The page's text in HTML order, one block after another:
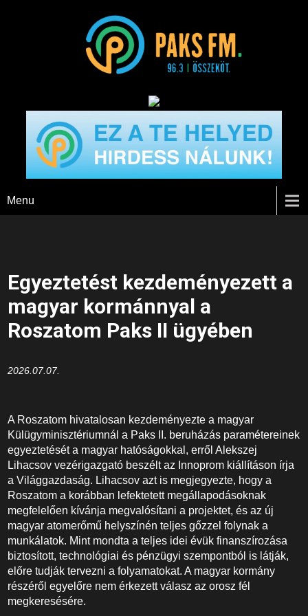
Menu
Egyeztetést kezdeményezett a
magyar kormánnyal a
Roszatom Paks II ügyében
2026.07.07.
A Roszatom hivatalosan kezdeményezte a magyar
Külügyminisztériumnál a Paks II. beruházás paramétereinek
egyeztetését a magyar hatóságokkal, erről Alekszej
Lihacsov vezérigazgató beszélt az Innoprom kiállításon írja
a Világgazdaság. Lihacsov azt is megjegyezte, hogy a
Roszatom a korábban lefektetett megállapodásoknak
megfelelően kívánja megvalósítani a projektet, és az új
magyar atomerőmű helyszínén teljes gőzzel folynak a
munkálatok. Mint mondta a teljes idei évük finanszírozása
biztosított, technológiai és pénzügyi szempontból is látják,
előre tudják tervezni a folyamatokat. A magyar kormány
részéről egyelőre nem érkezett válasz az orosz fél
megkeresésére.